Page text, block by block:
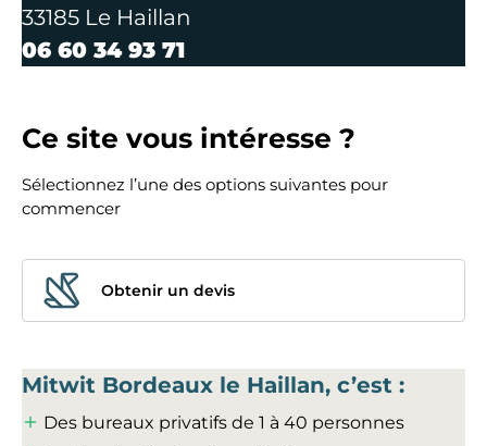
33185 Le Haillan
06 60 34 93 71
Ce site vous intéresse ?
Sélectionnez l’une des options suivantes pour
commencer
Obtenir un devis
Mitwit Bordeaux le Haillan, c’est :
Des bureaux privatifs de 1 à 40 personnes